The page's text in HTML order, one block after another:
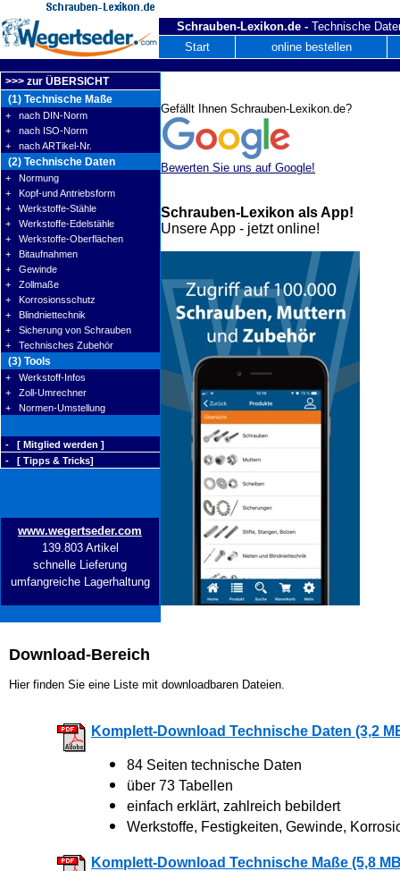
Schrauben-Lexikon.de - Technische
Start
online bestellen
>>> zur ÜBERSICHT
(1) Technische Maße
+ nach DIN-Norm
+ nach ISO-Norm
+ nach ARTikel-Nr.
(2) Technische Daten
+ Normung
+ Kopf-und Antriebsform
+ Werkstoffe-Stähle
+ Werkstoffe-Edelstähle
+ Werkstoffe-Oberflächen
+ Bitaufnahmen
+ Gewinde
+ Zollmaße
+ Korrosionsschutz
+ Blindniettechnik
+ Sicherung von Schrauben
+ Technisches Zubehör
(3) Tools
+ Werkstoff-Infos
+ Zoll-Umrechner
+ Normen-Umstellung
- [ Mitglied werden ]
- [ Tipps & Tricks]
www.wegertseder.com
139.803 Artikel
schnelle Lieferung
umfangreiche Lagerhaltung
Download-Bereich
Hier finden Sie eine Liste mit downloadbaren Dateien.
Komplett-Download Technische Daten (3,2
84 Seiten technische Daten
über 73 Tabellen
einfach erklärt, zahlreich bebildert
Werkstoffe, Festigkeiten, Gewinde,
Komplett-Download Technische Maße (5,8
Gefällt Ihnen Schrauben-Lexikon.de?
Bewerten Sie uns auf Google!
Schrauben-Lexikon als App!
Unsere App - jetzt online!